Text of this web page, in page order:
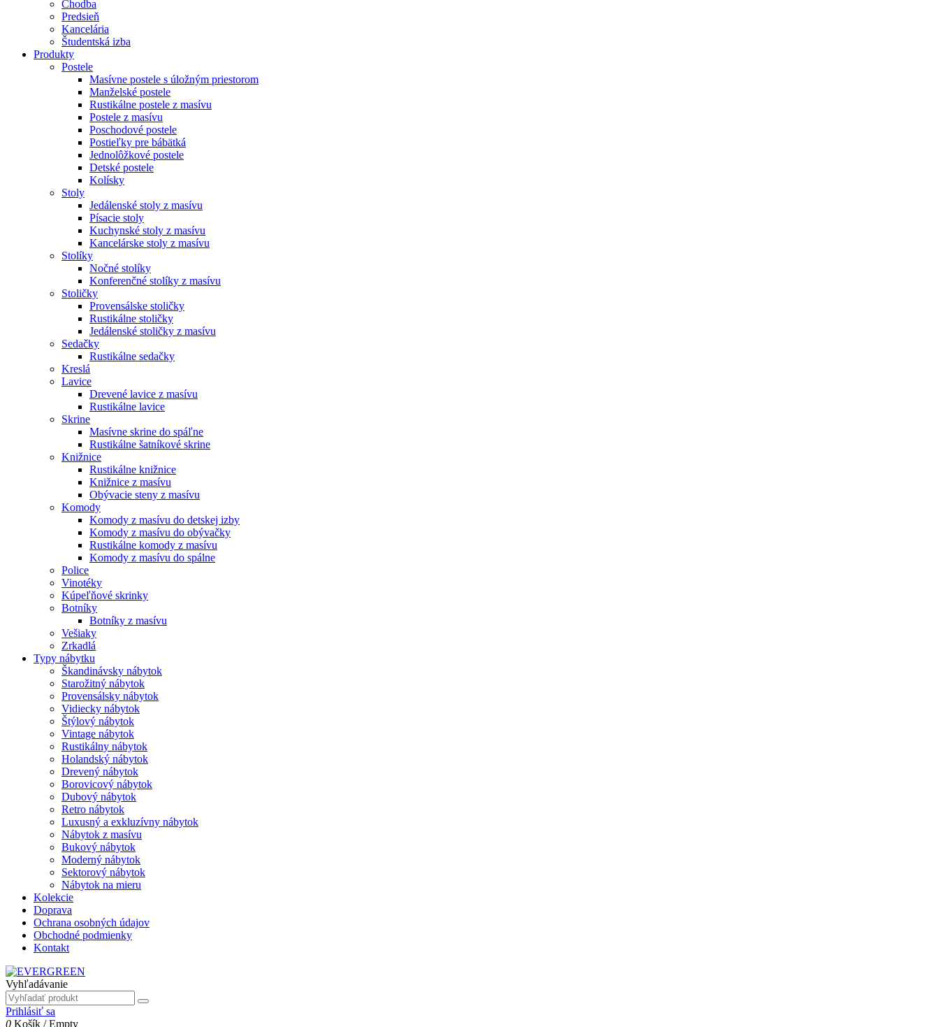
Chodba
Predsieň
Kancelária
Študentská izba
Produkty
Postele
Masívne postele s úložným priestorom
Manželské postele
Rustikálne postele z masívu
Postele z masívu
Poschodové postele
Postieľky pre bábätká
Jednolôžkové postele
Detské postele
Kolísky
Stoly
Jedálenské stoly z masívu
Písacie stoly
Kuchynské stoly z masívu
Kancelárske stoly z masívu
Stolíky
Nočné stolíky
Konferenčné stolíky z masívu
Stoličky
Provensálske stoličky
Rustikálne stoličky
Jedálenské stoličky z masívu
Sedačky
Rustikálne sedačky
Kreslá
Lavice
Drevené lavice z masívu
Rustikálne lavice
Skrine
Masívne skrine do spáľne
Rustikálne šatníkové skrine
Knižnice
Rustikálne knižnice
Knižnice z masívu
Obývacie steny z masívu
Komody
Komody z masívu do detskej izby
Komody z masívu do obývačky
Rustikálne komody z masívu
Komody z masívu do spálne
Police
Vinotéky
Kúpeľňové skrinky
Botníky
Botníky z masívu
Vešiaky
Zrkadlá
Typy nábytku
Škandinávsky nábytok
Starožitný nábytok
Provensálsky nábytok
Vidiecky nábytok
Štýlový nábytok
Vintage nábytok
Rustikálny nábytok
Holandský nábytok
Drevený nábytok
Borovicový nábytok
Dubový nábytok
Retro nábytok
Luxusný a exkluzívny nábytok
Nábytok z masívu
Bukový nábytok
Moderný nábytok
Sektorový nábytok
Nábytok na mieru
Kolekcie
Doprava
Ochrana osobných údajov
Obchodné podmienky
Kontakt
Vyhľadávanie
Prihlásiť sa
0 Košík /Empty